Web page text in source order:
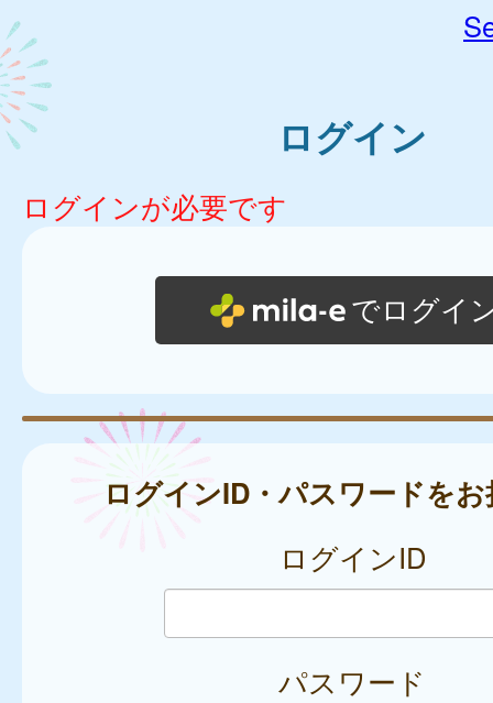
ログイン
ログインが必要です
でログイ
ログインID・パスワードを
ログインID
パスワード